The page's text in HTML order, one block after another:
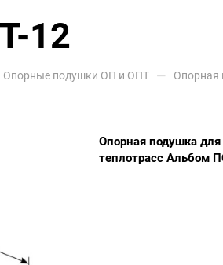
12
Опорные подушки ОП и ОПТ — Опорная
Опорная подушка для
теплотрасс Альбом